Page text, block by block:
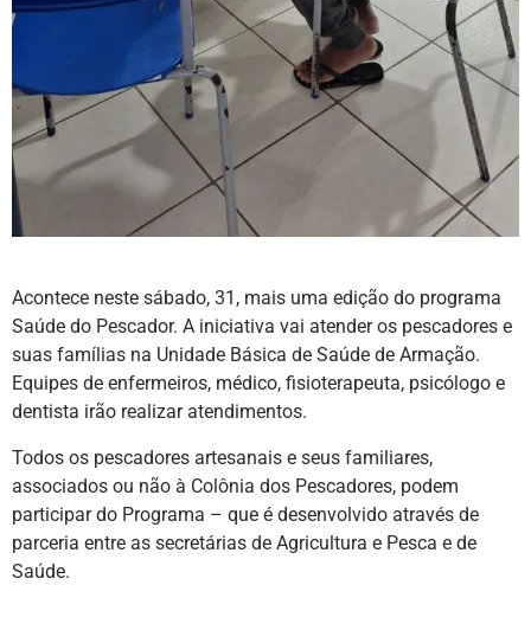
Acontece neste sábado, 31, mais uma edição do programa
Saúde do Pescador. A iniciativa vai atender os pescadores e
suas famílias na Unidade Básica de Saúde de Armação.
Equipes de enfermeiros, médico, fisioterapeuta, psicólogo e
dentista irão realizar atendimentos.
Todos os pescadores artesanais e seus familiares,
associados ou não à Colônia dos Pescadores, podem
participar do Programa – que é desenvolvido através de
parceria entre as secretárias de Agricultura e Pesca e de
Saúde.